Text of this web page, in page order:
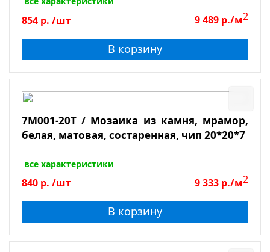
854 р. /шт 9 489 р./м2
В корзину
7M001-20T / Мозаика из камня, мрамор,
белая, матовая, состаренная, чип 20*20*7
все характеристики
840 р. /шт 9 333 р./м2
В корзину